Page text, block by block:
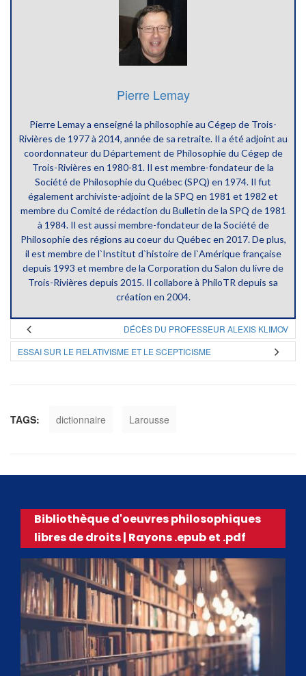
Pierre Lemay
Pierre Lemay a enseigné la philosophie au Cégep de Trois-
Rivières de 1977 à 2014, année de sa retraite. Il a été adjoint au
coordonnateur du Département de Philosophie du Cégep de
Trois-Rivières en 1980-81. Il est membre-fondateur de la
Société de Philosophie du Québec (SPQ) en 1974. Il fut
également archiviste-adjoint de la SPQ en 1981 et 1982 et
membre du Comité de rédaction du Bulletin de la SPQ de 1981
à 1984. Il est aussi membre-fondateur de la Société de
Philosophie des régions au coeur du Québec en 2017. De plus,
il est membre de l`Institut d`histoire de l`Amérique française
depuis 1993 et membre de la Corporation du Salon du livre de
Trois-Rivières depuis 2015. Il collabore à PhiloTR depuis sa
création en 2004.
DÉCÈS DU PROFESSEUR ALEXIS KLIMOV
ESSAI SUR LE RELATIVISME ET LE SCEPTICISME
TAGS: dictionnaire Larousse
Bibliothèque d'oeuvres philosophiques
libres de droits | Rayons .epub et .pdf